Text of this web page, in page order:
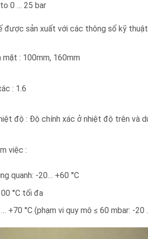
0 … 25 bar
được sản xuất với các thông số kỹ thuật
mặt : 100mm, 160mm
: 1.6
độ : Độ chính xác ở nhiệt độ trên và
việc :
quanh: -20… +60 °C
°C tối đa
+70 °C (phạm vi quy mô ≤ 60 mbar: -20